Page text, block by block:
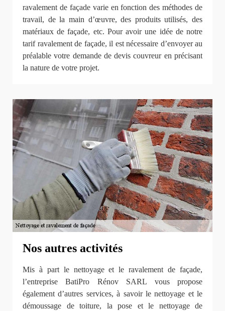
ravalement de façade varie en fonction des méthodes de
travail, de la main d’œuvre, des produits utilisés, des
matériaux de façade, etc. Pour avoir une idée de notre
tarif ravalement de façade, il est nécessaire d’envoyer au
préalable votre demande de devis couvreur en précisant
la nature de votre projet.
Nos autres activités
Mis à part le nettoyage et le ravalement de façade,
l’entreprise BatiPro Rénov SARL vous propose
également d’autres services, à savoir le nettoyage et le
démoussage de toiture, la pose et le nettoyage de